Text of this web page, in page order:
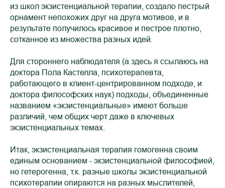
из школ экзистенциальной терапии, создало пестрый
орнамент непохожих друг на друга мотивов, и в
результате получилось красивое и пестрое плотно,
сотканное из множества разных идей.
Для стороннего наблюдателя (а здесь я ссылаюсь на
доктора Пола Кастелла, психотерапевта,
работающего в клиент-центрированном подходе, и
доктора философских наук) подходы, объединенные
названием «экзистенциальные» имеют больше
различий, чем общих черт даже в ключевых
экзистенциальных темах.
Итак, экзистенциальная терапия гомогенна своим
единым основанием - экзистенциальной философией,
но гетерогенна, т.к. разные школы экзистенциальной
психотерапии опираются на разных мыслителей,